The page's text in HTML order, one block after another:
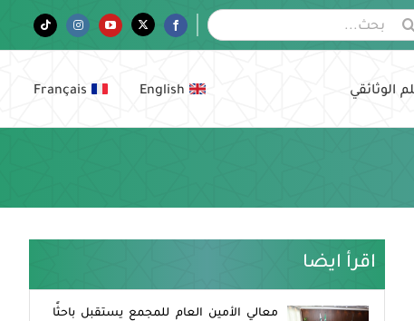
Facebook
Twitter
YouTube
Instagram
Tiktok
الوثائقي English
Français
اقرأ ايضا
معالي الأمين العام للمجمع يستقبل باحثًا